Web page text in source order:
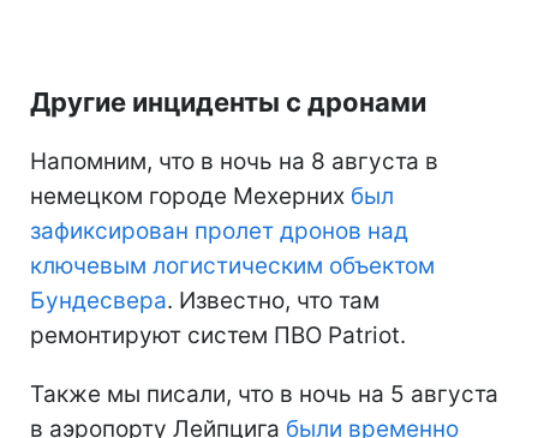
Другие инциденты с дронами
Напомним, что в ночь на 8 августа в
немецком городе Мехерних был
зафиксирован пролет дронов над
ключевым логистическим объектом
Бундесвера. Известно, что там
ремонтируют систем ПВО Patriot.
Также мы писали, что в ночь на 5 августа
в аэропорту Лейпцига были временно